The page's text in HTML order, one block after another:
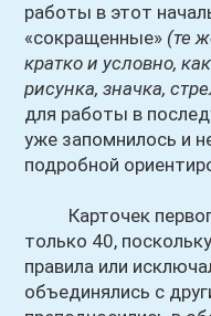
работы в этот
«сокращенные» (те
кратко и условно,
рисунка, значка,
для работы в
уже запомнилось и
подробной
Карточек
только 40,
правила или
объединялись с